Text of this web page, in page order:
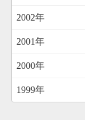
2002年
2001年
2000年
1999年